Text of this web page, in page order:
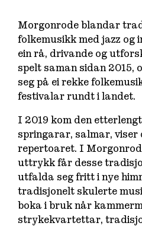
Morgonrode blandar
folkemusikk med jazz og
ein rå, drivande og
spelt saman sidan 2015,
seg på ei rekke
festivalar rundt i landet.
I 2019 kom den
springarar, salmar, viser
repertoaret. I
uttrykk får desse
utfalda seg fritt i nye
tradisjonelt skulerte
boka i bruk når
strykekvartettar,